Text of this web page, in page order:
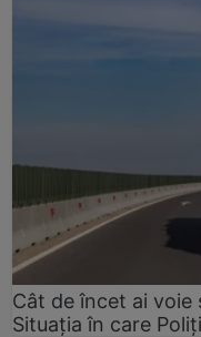
Cât de încet ai voie
Situația în care